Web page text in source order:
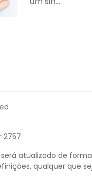
2757
atualizado de
qualquer que